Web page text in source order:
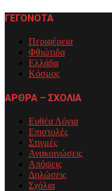
ΓΕΓΟΝΟΤΑ
Περιφέρεια
Φθιώτιδα
Ελλάδα
Κόσμος
ΑΡΘΡΑ – ΣΧΟΛΙΑ
Ευθέα Λόγια
Επιστολές
Στιγμές
Ανακοινώσεις
Απόψεις
Δηλώσεις
Σχόλια